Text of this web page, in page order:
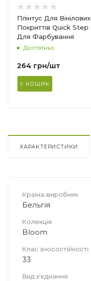
Плінтус Для Вінілових
Покриттів Quick Step
Для Фарбування
Достатньо
264 грн/шт
У КОШИК
Колір
Білий
ХАРАКТЕРИСТИКИ
Країна-виробник
Бельгія
Колекція
Bloom
Клас зносостійкості
33
Вид з'єднання